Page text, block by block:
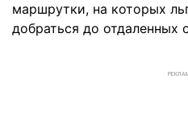
маршрутки, на которых
добраться до отдаленных